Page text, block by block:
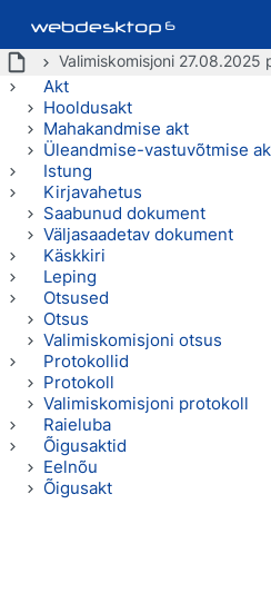
Valimiskomisjoni 27.08.2025
Akt
Hooldusakt
Mahakandmise akt
Üleandmise-vastuvõtmise
Istung
Kirjavahetus
Saabunud dokument
Väljasaadetav dokument
Käskkiri
Leping
Otsused
Otsus
Valimiskomisjoni otsus
Protokollid
Protokoll
Valimiskomisjoni protokoll
Raieluba
Õigusaktid
Eelnõu
Õigusakt